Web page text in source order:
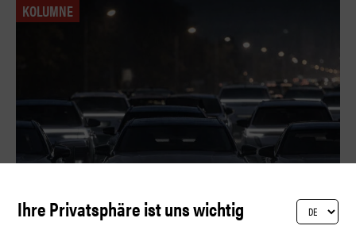
KOLUMNE
Ihre Privatsphäre ist uns wichtig